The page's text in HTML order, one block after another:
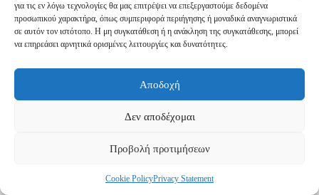
για τις εν λόγω τεχνολογίες θα μας επιτρέψει να επεξεργαστούμε δεδομένα
προσωπικού χαρακτήρα, όπως συμπεριφορά περιήγησης ή μοναδικά αναγνωριστικά
σε αυτόν τον ιστότοπο. Η μη συγκατάθεση ή η ανάκληση της συγκατάθεσης, μπορεί
να επηρεάσει αρνητικά ορισμένες λειτουργίες και δυνατότητες.
Αποδοχή
Δεν αποδέχομαι
Προβολή προτιμήσεων
Cookie PolicyPrivacy Statement
Πολιτική Απορρήτου
Τρόποι Αποστολής
Τρόποι Πληρωμής